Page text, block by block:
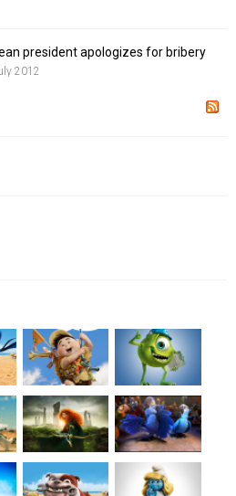
president apologizes for bribery
2012